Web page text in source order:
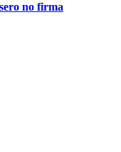
no firma